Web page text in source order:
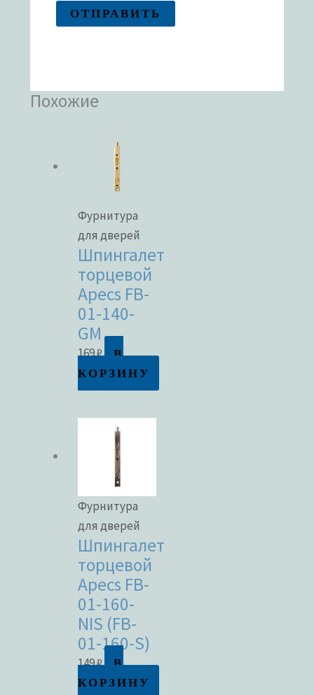
Похожие
Фурнитура
для дверей
Шпингалет
торцевой
Apecs FB-
01-140-
GM
169₽
В
КОРЗИНУ
Фурнитура
для дверей
Шпингалет
торцевой
Apecs FB-
01-160-
NIS (FB-
01-160-S)
149₽
В
КОРЗИНУ